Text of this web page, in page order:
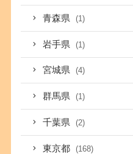
青森県 (1)
岩手県 (1)
宮城県 (4)
群馬県 (1)
千葉県 (2)
東京都 (168)